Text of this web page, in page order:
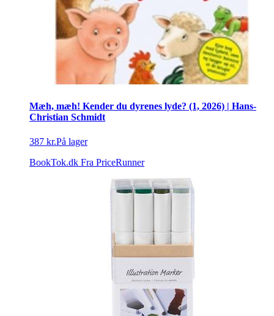
Mæh, mæh! Kender du dyrenes lyde? (1, 2026) | Hans-
Christian Schmidt
387 kr.På lager
BookTok.dk Fra PriceRunner